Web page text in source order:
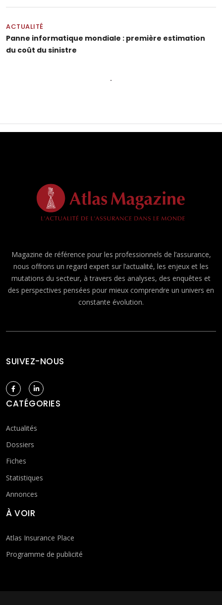
ACTUALITÉ
Panne informatique mondiale : première estimation
du coût du sinistre
Magazine de référence pour les professionnels de l’assurance,
nous offrons un regard expert sur l’actualité, les enjeux et les
mutations du secteur, à travers des analyses, des enquêtes et
des perspectives pensées pour mieux comprendre un univers en
constante évolution.
SUIVEZ-NOUS
CATÉGORIES
Actualités
Dossiers
Fiches
Statistiques
Annonces
À VOIR
Atlas Insurance Place
Programme de publicité